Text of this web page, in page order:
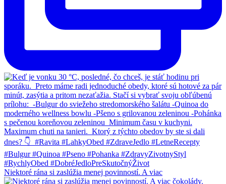
Niektoré rána si zaslúžia menej povinností. A viac